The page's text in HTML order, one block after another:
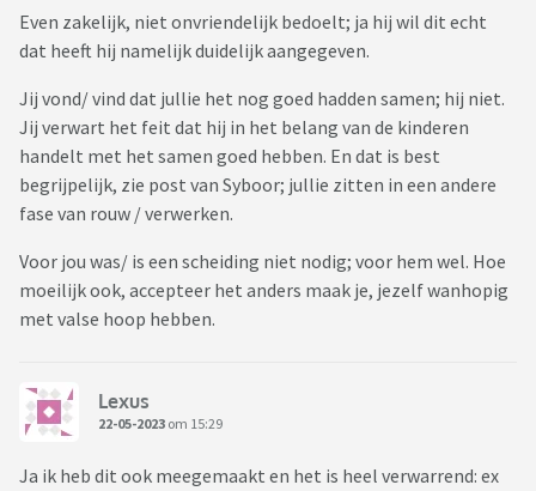
Even zakelijk, niet onvriendelijk bedoelt; ja hij wil dit echt
dat heeft hij namelijk duidelijk aangegeven.
Jij vond/ vind dat jullie het nog goed hadden samen; hij niet.
Jij verwart het feit dat hij in het belang van de kinderen
handelt met het samen goed hebben. En dat is best
begrijpelijk, zie post van Syboor; jullie zitten in een andere
fase van rouw / verwerken.
Voor jou was/ is een scheiding niet nodig; voor hem wel. Hoe
moeilijk ook, accepteer het anders maak je, jezelf wanhopig
met valse hoop hebben.
Lexus
22-05-2023 om 15:29
Ja ik heb dit ook meegemaakt en het is heel verwarrend: ex